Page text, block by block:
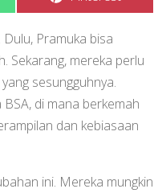
Pramuka bisa
Sekarang, mereka perlu
sesungguhnya.
di mana berkemah
dan kebiasaan
ini. Mereka mungkin